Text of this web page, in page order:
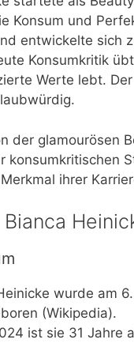
Konsum und
entwickelte sich
Konsumkritik
Werte lebt.
der glamourösen
konsumkritischen
ihrer
wurde am
(Wikipedia).
ist sie 31 Jahre